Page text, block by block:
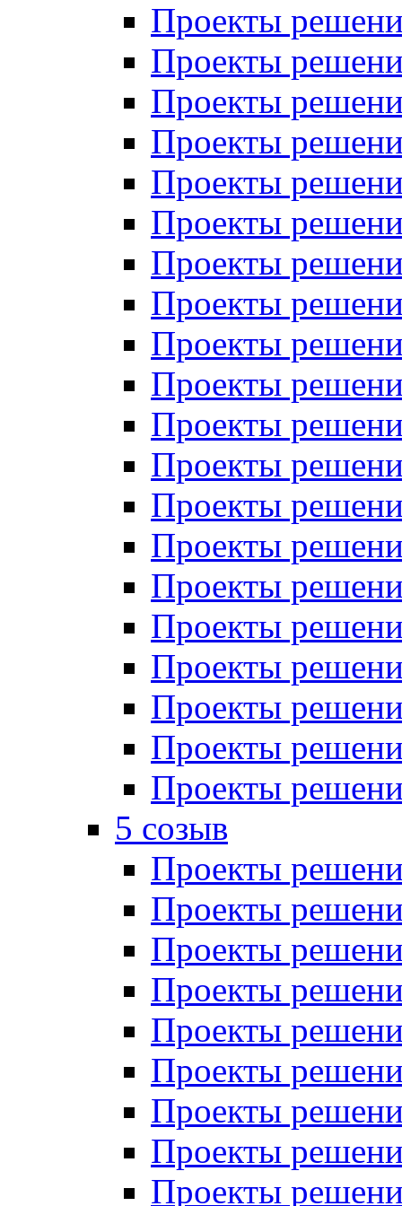
Проекты
Проекты
Проекты
Проекты
Проекты
Проекты
Проекты
Проекты
Проекты
Проекты
Проекты
Проекты
Проекты
Проекты
Проекты
Проекты
Проекты
Проекты
Проекты
Проекты
5 созыв
Проекты
Проекты
Проекты
Проекты
Проекты
Проекты
Проекты
Проекты
Проекты